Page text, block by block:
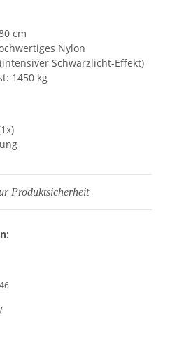
cm
Nylon
Schwarzlicht-Effekt)
1450 kg
Produktsicherheit